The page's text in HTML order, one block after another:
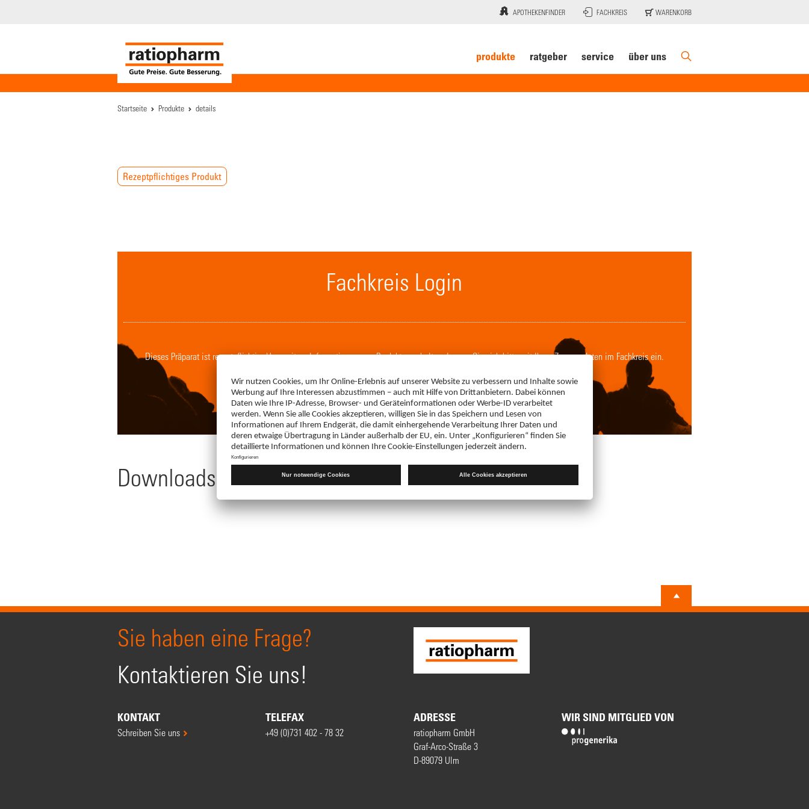
APOTHEKENFINDER FACHKREIS WARENKORB
produkte ratgeber service über uns
Startseite Produkte details
Rezeptpflichtiges Produkt
Fachkreis Login
Dieses Präparat ist rezeptpflichtig. Um weitere Informationen zum Produkt zu erhalten, loggen Sie sich bitte mit Ihren Zugangsdaten im Fachkreis ein.
LOGIN
Downloads
Sie haben eine Frage?
Kontaktieren Sie uns!
KONTAKT
Schreiben Sie uns
TELEFAX
+49 (0)731 402 - 78 32
ADRESSE
ratiopharm GmbH
Graf-Arco-Straße 3
D-89079 Ulm
WIR SIND MITGLIED VON